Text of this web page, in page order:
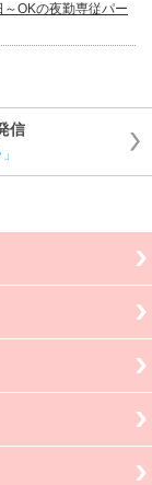
OKの夜勤専従パー
信